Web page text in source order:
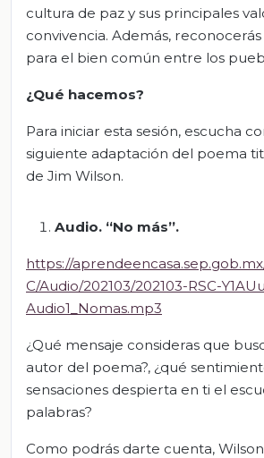
cultura de paz y sus principales
convivencia. Además,
para el bien común entre los
¿Qué hacemos?
Para iniciar esta sesión, escucha
siguiente adaptación del poema
de Jim Wilson.
Audio. “No más”.
https://
C/Audio/202103/202103-RSC-
Audio1_Nomas.mp3
¿Qué mensaje consideras que
autor del poema?, ¿qué
sensaciones despierta en ti el
palabras?
Como podrás darte cuenta,